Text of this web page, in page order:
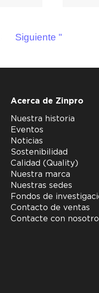
Siguiente "
Acerca de Zinpro
Nuestra historia
Eventos
Noticias
Sostenibilidad
Calidad (Quality)
Nuestra marca
Nuestras sedes
Fondos de
Contacto de ventas
Contacte con